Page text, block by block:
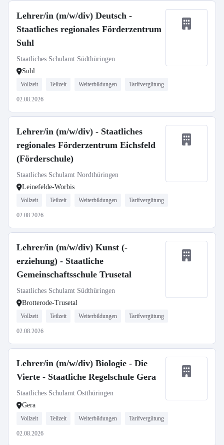
Lehrer/in (m/w/div) Deutsch -
Staatliches regionales Förderzentrum
Suhl
Staatliches Schulamt Südthüringen
Suhl
Vollzeit Teilzeit Weiterbildungen Tarifvergütung
02.08.2026
Lehrer/in (m/w/div) - Staatliches
regionales Förderzentrum Eichsfeld
(Förderschule)
Staatliches Schulamt Nordthüringen
Leinefelde-Worbis
Vollzeit Teilzeit Weiterbildungen Tarifvergütung
02.08.2026
Lehrer/in (m/w/div) Kunst (-
erziehung) - Staatliche
Gemeinschaftsschule Trusetal
Staatliches Schulamt Südthüringen
Brotterode-Trusetal
Vollzeit Teilzeit Weiterbildungen Tarifvergütung
02.08.2026
Lehrer/in (m/w/div) Biologie - Die
Vierte - Staatliche Regelschule Gera
Staatliches Schulamt Ostthüringen
Gera
Vollzeit Teilzeit Weiterbildungen Tarifvergütung
02.08.2026